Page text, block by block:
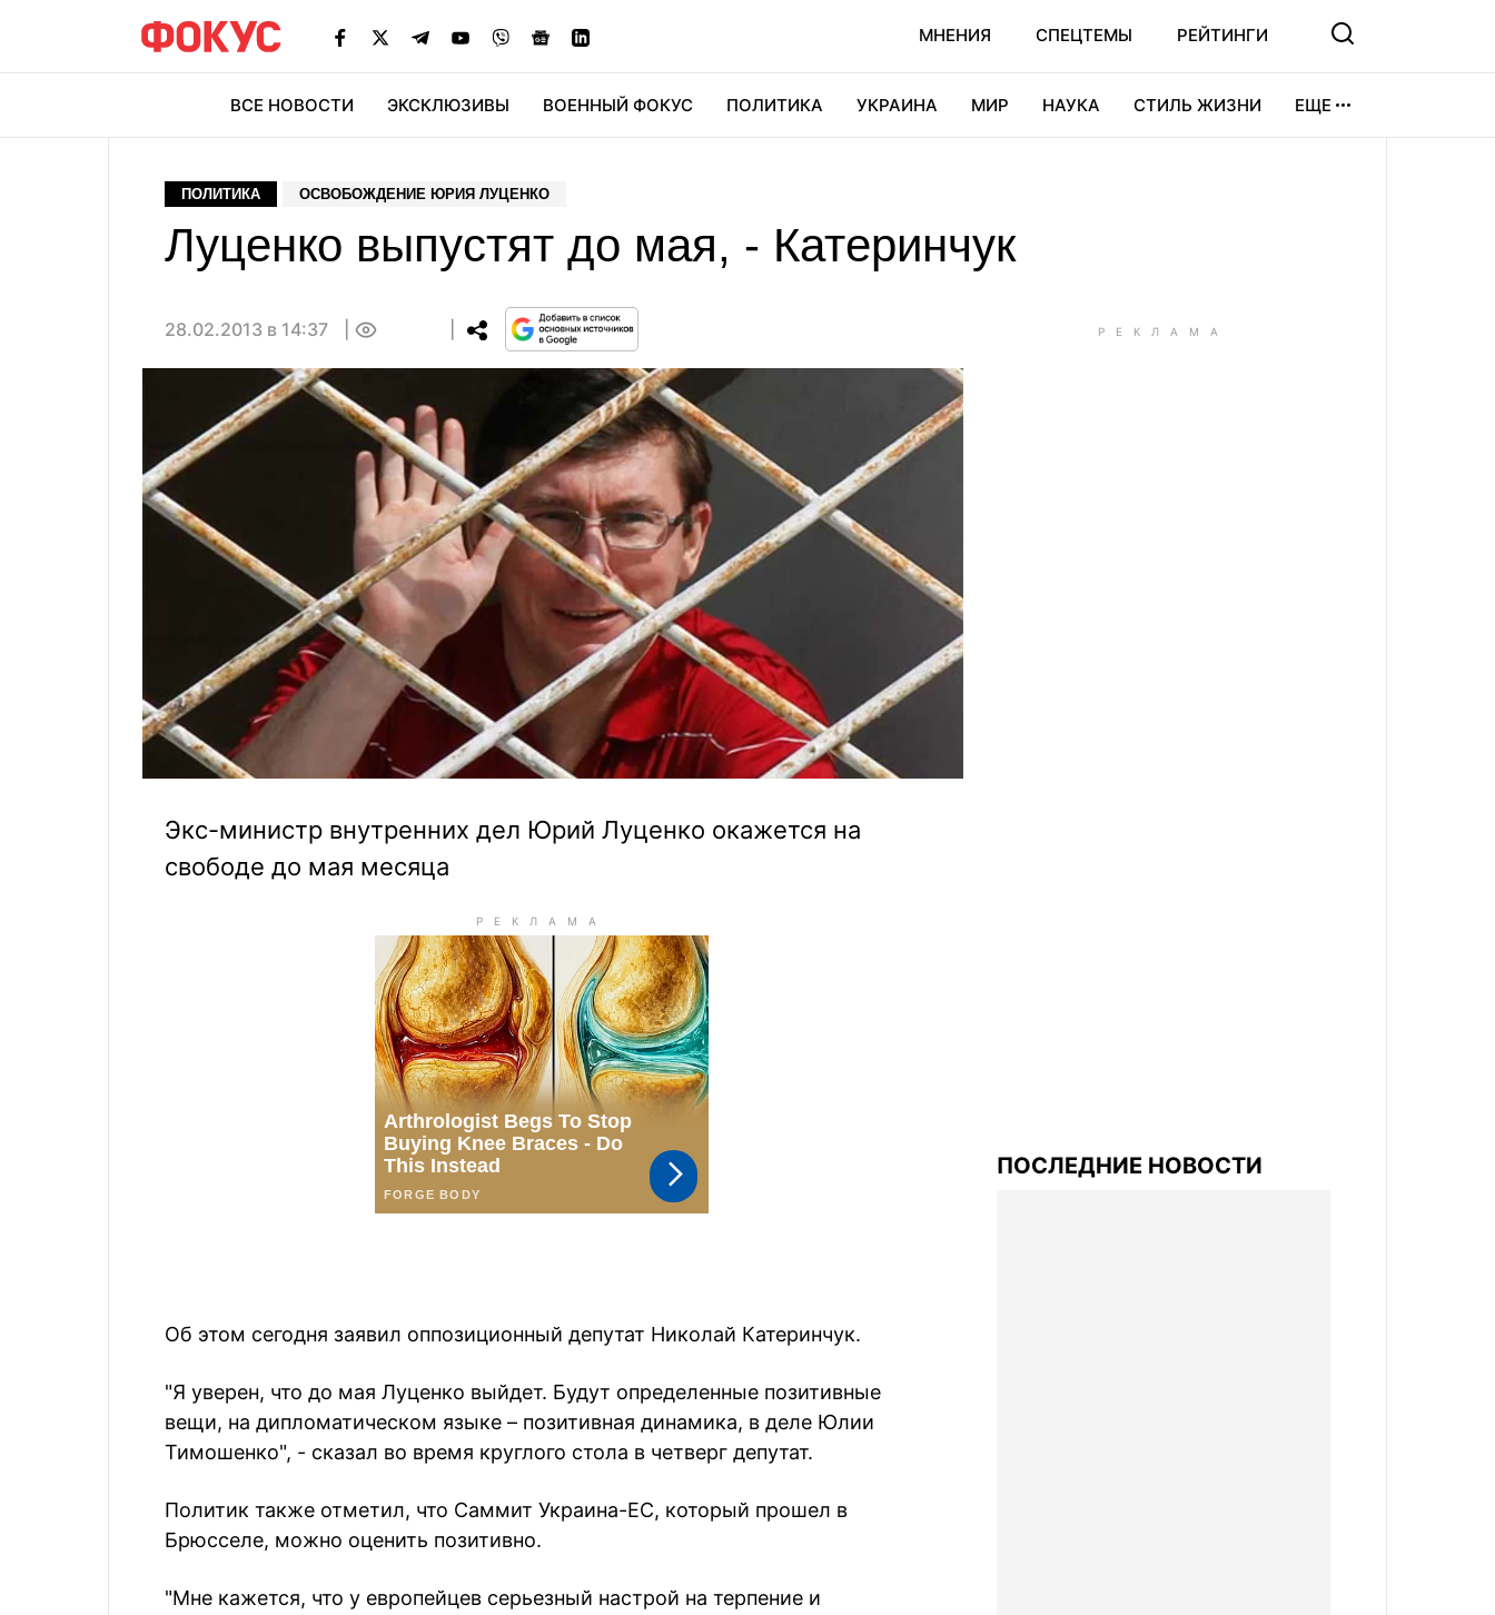
МНЕНИЯ СПЕЦТЕМЫ РЕЙТИНГИ
ВСЕ НОВОСТИ ЭКСКЛЮЗИВЫ ВОЕННЫЙ ФОКУС ПОЛИТИКА УКРАИНА МИР НАУКА СТИЛЬ ЖИЗНИ ЕЩЕ
ПОЛИТИКА ОСВОБОЖДЕНИЕ ЮРИЯ ЛУЦЕНКО
Луценко выпустят до мая, - Катеринчук
28.02.2013 в 14:37
Экс-министр внутренних дел Юрий Луценко окажется на
свободе до мая месяца
Об этом сегодня заявил оппозиционный депутат Николай Катеринчук.
"Я уверен, что до мая Луценко выйдет. Будут определенные позитивные
вещи, на дипломатическом языке – позитивная динамика, в деле Юлии
Тимошенко", - сказал во время круглого стола в четверг депутат.
Политик также отметил, что Саммит Украина-ЕС, который прошел в
Брюсселе, можно оценить позитивно.
"Мне кажется, что у европейцев серьезный настрой на терпение и
ПОСЛЕДНИЕ НОВОСТИ